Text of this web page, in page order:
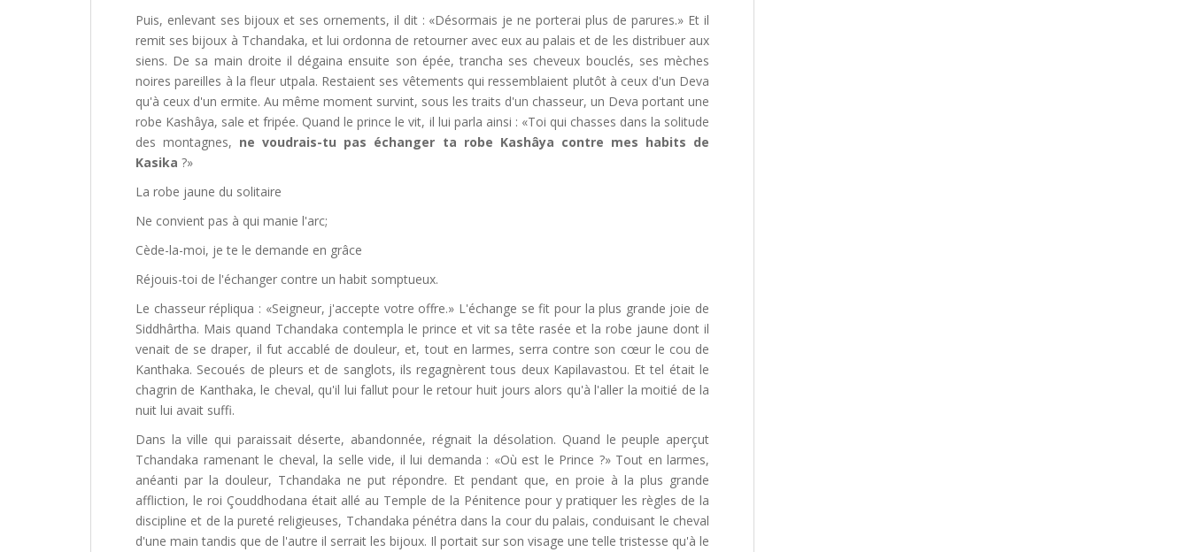
Puis, enlevant ses bijoux et ses ornements, il dit : «Désormais je ne porterai plus de parures.» Et il
remit ses bijoux à Tchandaka, et lui ordonna de retourner avec eux au palais et de les distribuer aux
siens. De sa main droite il dégaina ensuite son épée, trancha ses cheveux bouclés, ses mèches
noires pareilles à la fleur utpala. Restaient ses vêtements qui ressemblaient plutôt à ceux d'un Deva
qu'à ceux d'un ermite. Au même moment survint, sous les traits d'un chasseur, un Deva portant une
robe Kashâya, sale et fripée. Quand le prince le vit, il lui parla ainsi : «Toi qui chasses dans la solitude
des montagnes, ne voudrais-tu pas échanger ta robe Kashâya contre mes habits de
Kasika ?»
La robe jaune du solitaire
Ne convient pas à qui manie l'arc;
Cède-la-moi, je te le demande en grâce
Réjouis-toi de l'échanger contre un habit somptueux.
Le chasseur répliqua : «Seigneur, j'accepte votre offre.» L'échange se fit pour la plus grande joie de
Siddhârtha. Mais quand Tchandaka contempla le prince et vit sa tête rasée et la robe jaune dont il
venait de se draper, il fut accablé de douleur, et, tout en larmes, serra contre son cœur le cou de
Kanthaka. Secoués de pleurs et de sanglots, ils regagnèrent tous deux Kapilavastou. Et tel était le
chagrin de Kanthaka, le cheval, qu'il lui fallut pour le retour huit jours alors qu'à l'aller la moitié de la
nuit lui avait suffi.
Dans la ville qui paraissait déserte, abandonnée, régnait la désolation. Quand le peuple aperçut
Tchandaka ramenant le cheval, la selle vide, il lui demanda : «Où est le Prince ?» Tout en larmes,
anéanti par la douleur, Tchandaka ne put répondre. Et pendant que, en proie à la plus grande
affliction, le roi Çouddhodana était allé au Temple de la Pénitence pour y pratiquer les règles de la
discipline et de la pureté religieuses, Tchandaka pénétra dans la cour du palais, conduisant le cheval
d'une main tandis que de l'autre il serrait les bijoux. Il portait sur son visage une telle tristesse qu'à le